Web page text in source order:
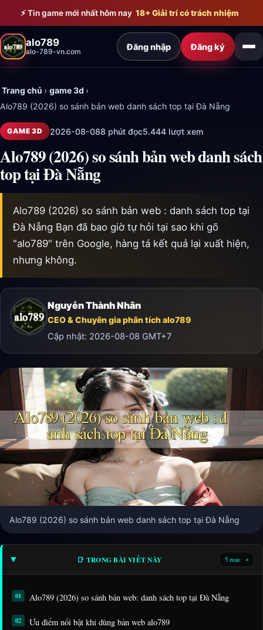
Bỏ qua đến nội dung chính
⚡ Tin game mới nhất hôm nay 18+ Giải trí có trách nhiệm
alo789
alo-789-vn.com Đăng nhập Đăng ký
Trang chủ › game 3d ›
Alo789 (2026) so sánh bản web danh sách top tại Đà Nẵng
GAME 3D 2026-08-088 phút đọc5.444 lượt xem
Alo789 (2026) so sánh bản web danh sách
top tại Đà Nẵng
Alo789 (2026) so sánh bản web : danh sách top tại
Đà Nẵng Bạn đã bao giờ tự hỏi tại sao khi gõ
"alo789" trên Google, hàng tá kết quả lại xuất hiện,
nhưng không.
Nguyễn Thành Nhân
CEO & Chuyên gia phân tích alo789
Cập nhật: 2026-08-08 GMT+7
Alo789 (2026) so sánh bản web danh sách top tại Đà Nẵng
📑 TRONG BÀI VIẾT NÀY 5 mục ▾
Alo789 (2026) so sánh bản web: danh sách top tại Đà Nẵng
Ưu điểm nổi bật khi dùng bản web alo789